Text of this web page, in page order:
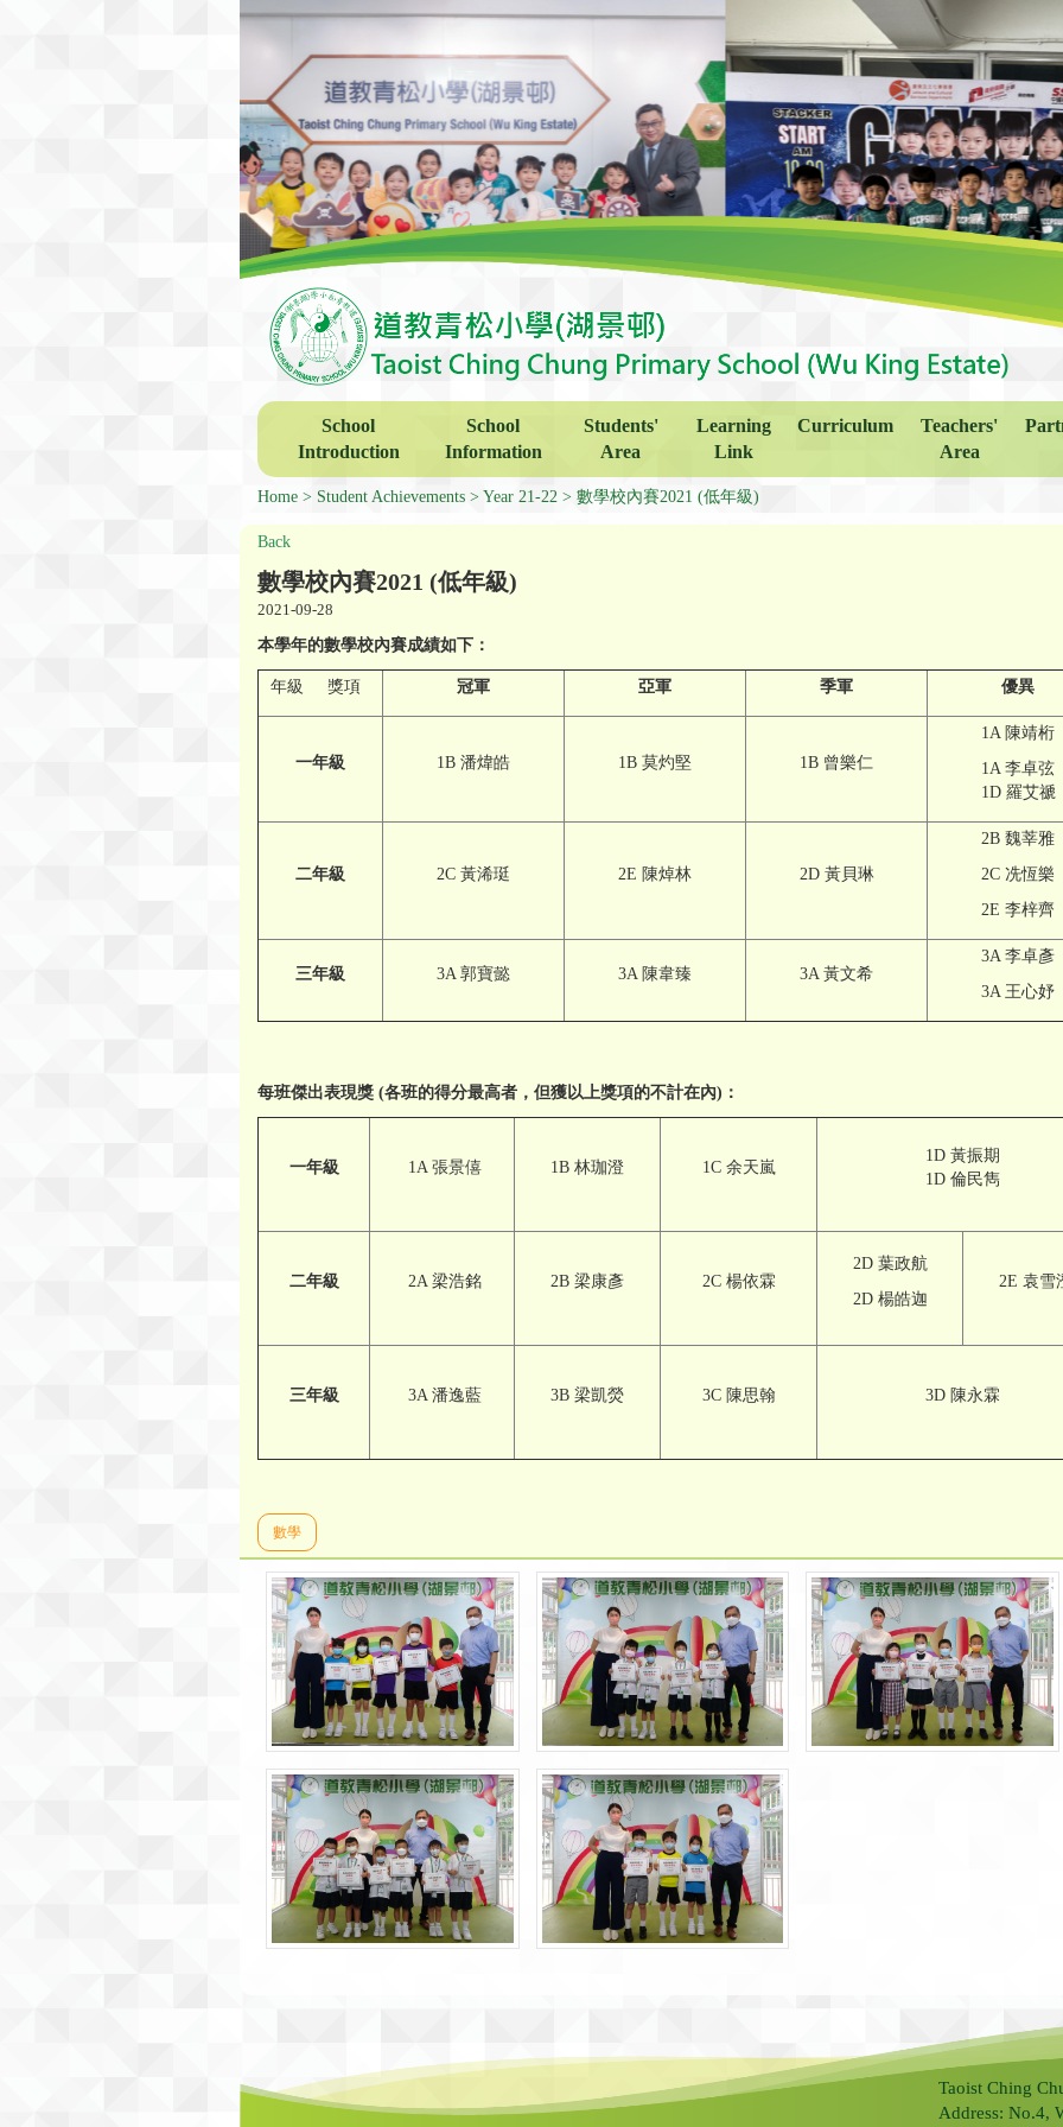
School
Introduction
School
Information
Students'
Area
Learning
Link
Curriculum
Teachers'
Area
Home Student Achievements Year 21-22 數學校內賽2021 (低年級)
Back
數學校內賽2021 (低年級)
2021-09-28
本學年的數學校內賽成績如下：
年級 獎項 冠軍 亞軍 季軍 優異
一年級 1B 潘煒皓 1B 莫灼堅 1B 曾樂仁
1A 陳靖桁
1A 李卓弦
1D 羅艾禠
二年級 2C 黃浠珽 2E 陳焯林 2D 黃貝琳
2B 魏莘雅
2C 冼恆樂
2E 李梓齊
三年級 3A 郭寶懿 3A 陳韋臻 3A 黃文希
3A 李卓彥
3A 王心妤
每班傑出表現獎 (各班的得分最高者，但獲以上獎項的不計在內) ：
一年級 1A 張景僖 1B 林珈澄 1C 余天嵐
1D 黃振期
1D 倫民雋
二年級 2A 梁浩銘 2B 梁康彥 2C 楊依霖
2D 葉政航
2D 楊皓迦
2E 袁雪
三年級 3A 潘逸藍 3B 梁凱熒 3C 陳思翰 3D 陳永霖
數學
Taoist Ching
Address: No.4,